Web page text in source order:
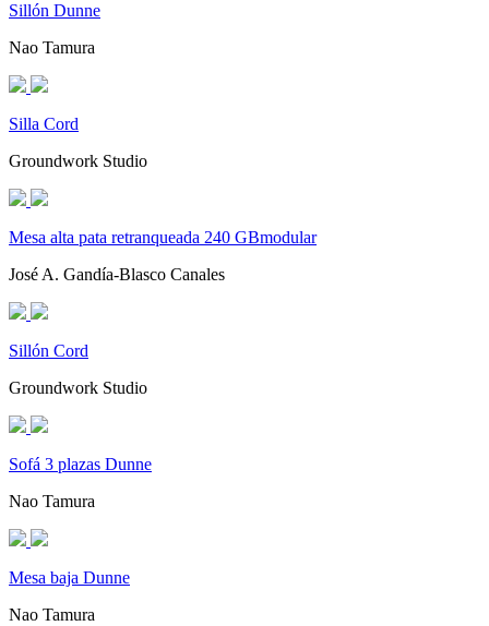
Sillón Dunne
Nao Tamura
Silla Cord
Groundwork Studio
Mesa alta pata retranqueada 240 GBmodular
José A. Gandía-Blasco Canales
Sillón Cord
Groundwork Studio
Sofá 3 plazas Dunne
Nao Tamura
Mesa baja Dunne
Nao Tamura